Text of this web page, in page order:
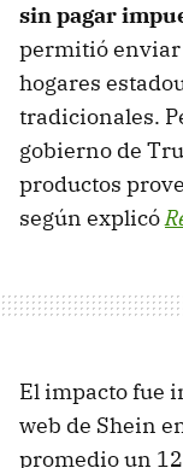
sin pagar
permitió enviar
hogares
tradicionales.
gobierno de
productos
según explicó
El impacto fue
web de Shein
promedio un